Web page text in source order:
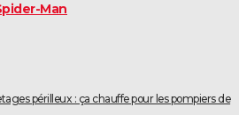
Man
périlleux : ça chauffe pour les pompiers de